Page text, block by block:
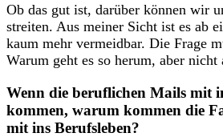
Ob das gut ist, darüber können wir
streiten. Aus meiner Sicht ist es ab
kaum mehr vermeidbar. Die Frage
Warum geht es so herum, aber nicht
Wenn die beruflichen Mails mit
kommen, warum kommen die
mit ins Berufsleben?